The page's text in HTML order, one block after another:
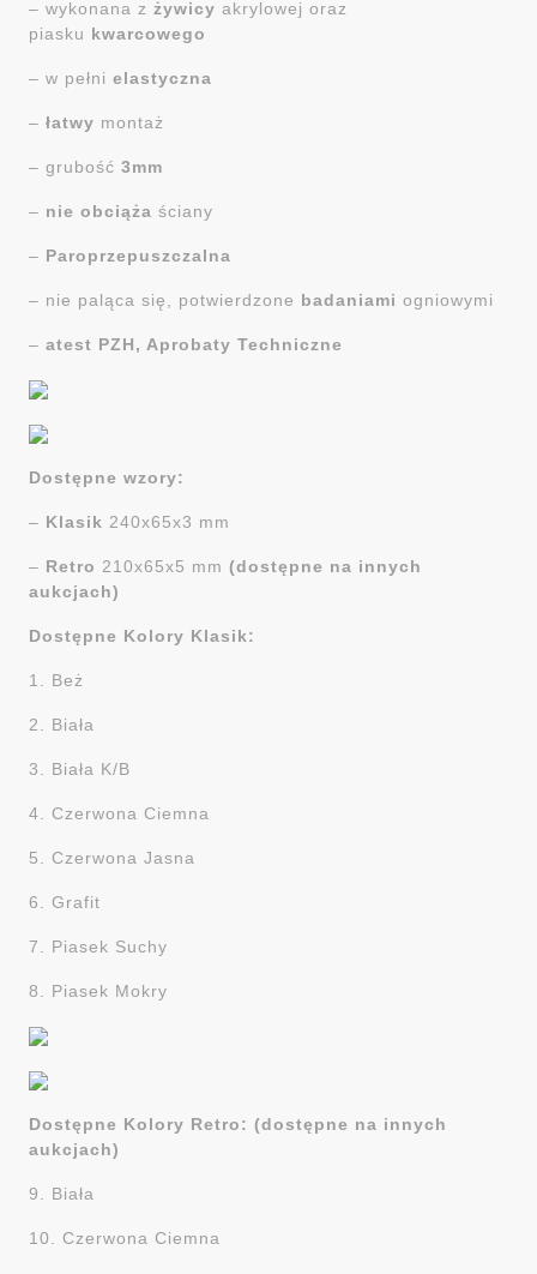
– wykonana z żywicy akrylowej oraz
piasku kwarcowego
– w pełni elastyczna
– łatwy montaż
– grubość 3mm
– nie obciąża ściany
– Paroprzepuszczalna
– nie paląca się, potwierdzone badaniami ogniowymi
– atest PZH, Aprobaty Techniczne
Dostępne wzory:
– Klasik 240x65x3 mm
– Retro 210x65x5 mm (dostępne na innych
aukcjach)
Dostępne Kolory Klasik:
1. Beż
2. Biała
3. Biała K/B
4. Czerwona Ciemna
5. Czerwona Jasna
6. Grafit
7. Piasek Suchy
8. Piasek Mokry
Dostępne Kolory Retro: (dostępne na innych
aukcjach)
9. Biała
10. Czerwona Ciemna